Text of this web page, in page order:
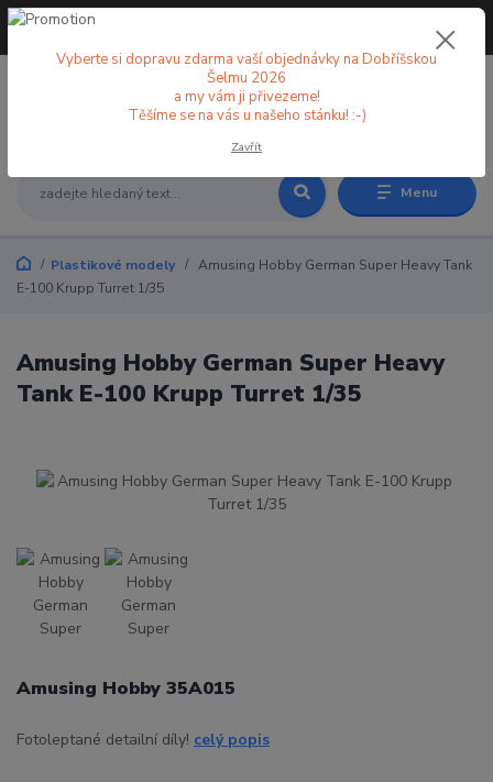
Menu
+420 773 998 582
Plastikové modely
Amusing Hobby German Super Heavy Tank
E-100 Krupp Turret 1/35
Amusing Hobby German Super Heavy
Tank E-100 Krupp Turret 1/35
Amusing Hobby 35A015
Fotoleptané detailní díly! celý popis
Vyberte si dopravu zdarma vaší objednávky na Dobříšskou
Šelmu 2026
a my vám ji přivezeme!
Těšíme se na vás u našeho stánku! :-)
Zavřít